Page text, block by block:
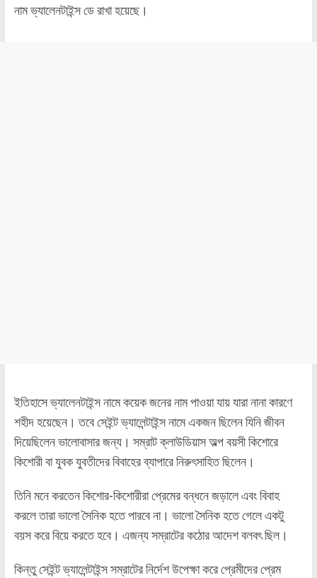
নাম ভ্যালেনটাইন্স ডে রাখা হয়েছে।
ইতিহাসে ভ্যালেনটাইন্স নামে কয়েক জনের নাম পাওয়া যায় যারা নানা কারণে
শহীদ হয়েছেন। তবে সেইন্ট ভ্যালেন্টাইন্স নামে একজন ছিলেন যিনি জীবন
দিয়েছিলেন ভালোবাসার জন্য। সম্রাট ক্লাউডিয়াস অল্প বয়সী কিশোরে
কিশোরী বা যুবক যুবতীদের বিবাহের ব্যাপারে নিরুৎসাহিত ছিলেন।
তিনি মনে করতেন কিশোর-কিশোরীরা প্রেমের বন্ধনে জড়ালে এবং বিবাহ
করলে তারা ভালো সৈনিক হতে পারবে না। ভালো সৈনিক হতে গেলে একটু
বয়স করে বিয়ে করতে হবে। এজন্য সম্রাটের কঠোর আদেশ বলবৎ ছিল।
কিন্তু সেইন্ট ভ্যালেন্টাইন্স সম্রাটের নির্দেশ উপেক্ষা করে প্রেমীদের প্রেম